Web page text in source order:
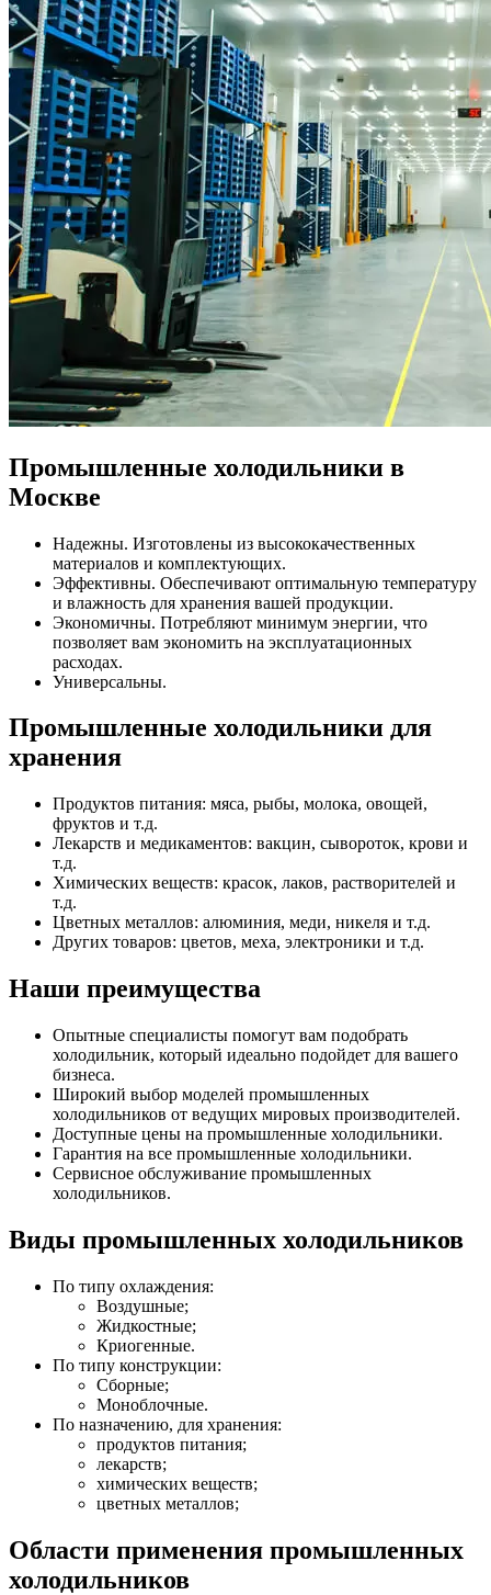
Промышленные холодильники в
Москве
Надежны. Изготовлены из высококачественных
материалов и комплектующих.
Эффективны. Обеспечивают оптимальную температуру
и влажность для хранения вашей продукции.
Экономичны. Потребляют минимум энергии, что
позволяет вам экономить на эксплуатационных
расходах.
Универсальны.
Промышленные холодильники для
хранения
Продуктов питания: мяса, рыбы, молока, овощей,
фруктов и т.д.
Лекарств и медикаментов: вакцин, сывороток, крови и
т.д.
Химических веществ: красок, лаков, растворителей и
т.д.
Цветных металлов: алюминия, меди, никеля и т.д.
Других товаров: цветов, меха, электроники и т.д.
Наши преимущества
Опытные специалисты помогут вам подобрать
холодильник, который идеально подойдет для вашего
бизнеса.
Широкий выбор моделей промышленных
холодильников от ведущих мировых производителей.
Доступные цены на промышленные холодильники.
Гарантия на все промышленные холодильники.
Сервисное обслуживание промышленных
холодильников.
Виды промышленных холодильников
По типу охлаждения:
Воздушные;
Жидкостные;
Криогенные.
По типу конструкции:
Сборные;
Моноблочные.
По назначению, для хранения:
продуктов питания;
лекарств;
химических веществ;
цветных металлов;
Области применения промышленных
холодильников